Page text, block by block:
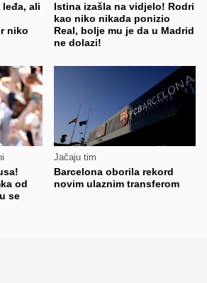
leđa, ali
niko
Istina izašla na vidjelo! Rodri
kao niko nikada ponizio
Real, bolje mu je da u Madrid
ne dolazi!
od
se
Jačaju tim
Barcelona oborila rekord
novim ulaznim transferom